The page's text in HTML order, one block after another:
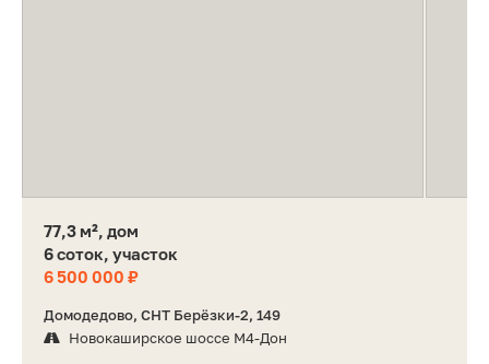
77,3 м², дом
6 соток, участок
6 500 000 ₽
Домодедово, СНТ Берёзки-2, 149
Новокаширское шоссе М4-Дон